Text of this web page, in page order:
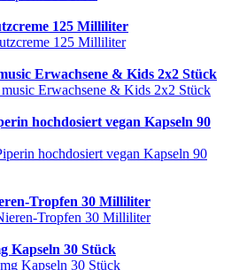
125 Milliliter
Erwachsene & Kids 2x2 Stück
hochdosiert vegan Kapseln 90
Tropfen 30 Milliliter
Kapseln 30 Stück